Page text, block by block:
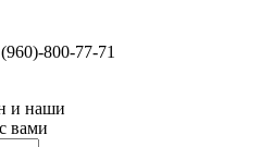
800-77-71
и наши
вами